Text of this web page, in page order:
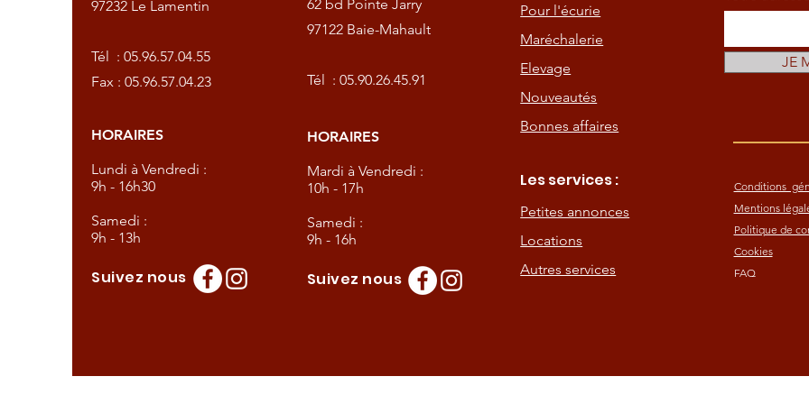
97232 Le Lamentin
Tél :05.96.57.04.55
Fax : 05.96.57.04.23
HORAIRES
Lundi à Vendredi :
9h - 16h30
Samedi :
9h - 13h
Suivez nous
62 bd Pointe Jarry
97122 Baie-Mahault
Tél : 05.90.26.45.91
HORAIRES
Mardi à Vendredi :
10h - 17h
Samedi :
9h - 16h
Suivez nous
Pour l'écurie
Maréchalerie
Elevage
Nouveautés
Bonnes affaires
Les services :
Petites annonces
Locations
Autres services
JE
Conditions
Mentions
Politique de
Cookies
FAQ